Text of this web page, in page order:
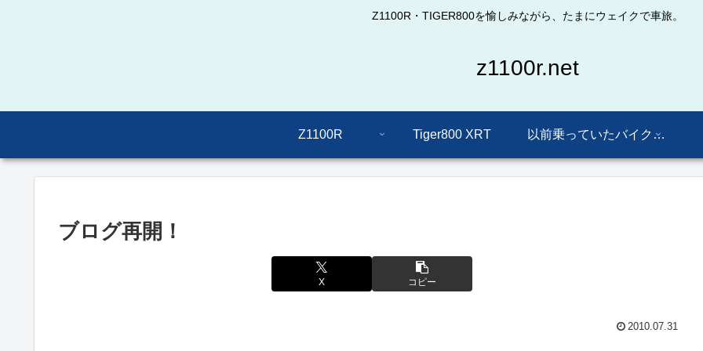
Z1100R・TIGER800を愉しみながら、たまにウェイクで車旅。
z1100r.net
Z1100R Tiger800 XRT 以前乗っていたバイクたち
ブログ再開！
X コピー
2010.07.31